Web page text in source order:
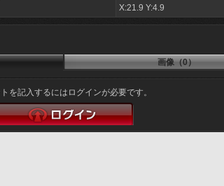
X:21.9 Y:4.9
画像（0）
を記入するにはログインが必要です。